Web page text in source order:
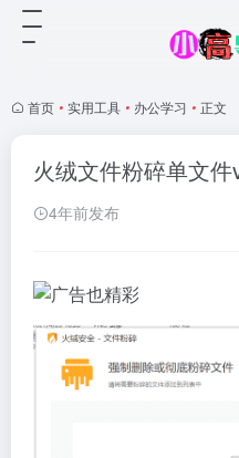
首页 • 实用工具 • 办公学习 • 正文
火绒文件粉碎单文
4年前发布